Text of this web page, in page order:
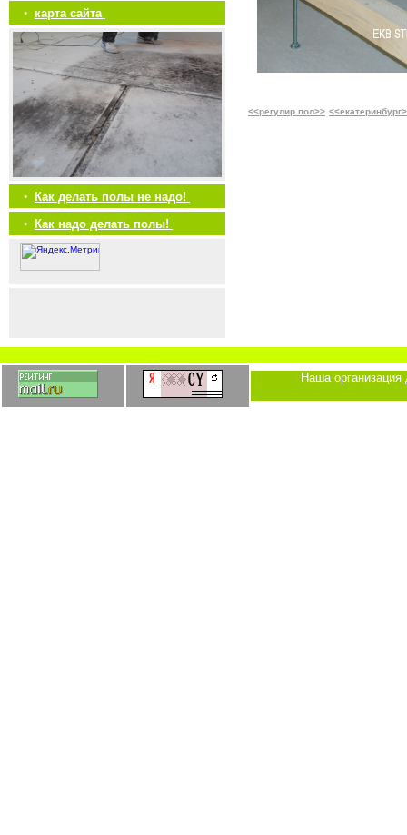
• карта сайта
•
Как делать полы не надо!
•
Как надо делать полы!
<<регулир пол>>
Наша